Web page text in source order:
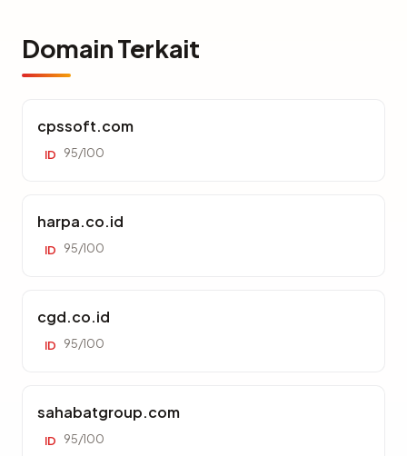
Domain Terkait
cpssoft.com
ID 95/100
harpa.co.id
ID 95/100
cgd.co.id
ID 95/100
sahabatgroup.com
ID 95/100